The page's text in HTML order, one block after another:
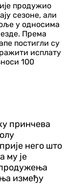
продужио
сезоне, али
у односима
Према
постигли су
исплату
100
принчева
него што
му је
продужења
између